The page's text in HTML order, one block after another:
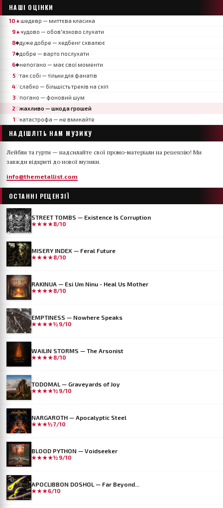
НАШІ ОЦІНКИ
10 ▲ шедевр — миттєва класика
9▲ чудово — обов'язково слухати
8◆дуже добре — хедбенг схвалює
7◆добре — варто послухати
6◆непогано — має свої моменти
5▽так собі — тільки для фанатів
4▽слабко — більшість треків на скіп
3▽погано — фоновий шум
2▽жахливо — шкода грошей
1▽катастрофа — не вмикайте
НАДІШЛІТЬ НАМ МУЗИКУ
Лейбли та гурти — надсилайте свої промо-матеріали на рецензію! Ми
завжди відкриті до нової музики.
info@themetallist.com
ОСТАННІ РЕЦЕНЗІЇ
STREET TOMBS — Existence Is Corruption
★★★★8/10
MISERY INDEX — Feral Future
★★★★8/10
RAKINUA — Esi Um Ninu - Heal Us Mother
★★★★8/10
EMPTINESS — Nowhere Speaks
★★★★½ 9/10
WAILIN STORMS — The Arsonist
★★★★8/10
TODOMAL — Graveyards of Joy
★★★★½ 9/10
NARGAROTH — Apocalyptic Steel
★★★½7/10
BLOOD PYTHON — Voidseeker
★★★★½ 9/10
APOCLIBBON DOSHOL — Far Beyond...
★★★6/10